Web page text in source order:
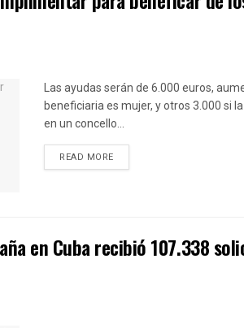
Las ayudas serán de 6.000 euros,
beneficiaria es mujer, y otros 3.000 si
en un concello...
READ MOREDETAILS
en Cuba recibió 107.338